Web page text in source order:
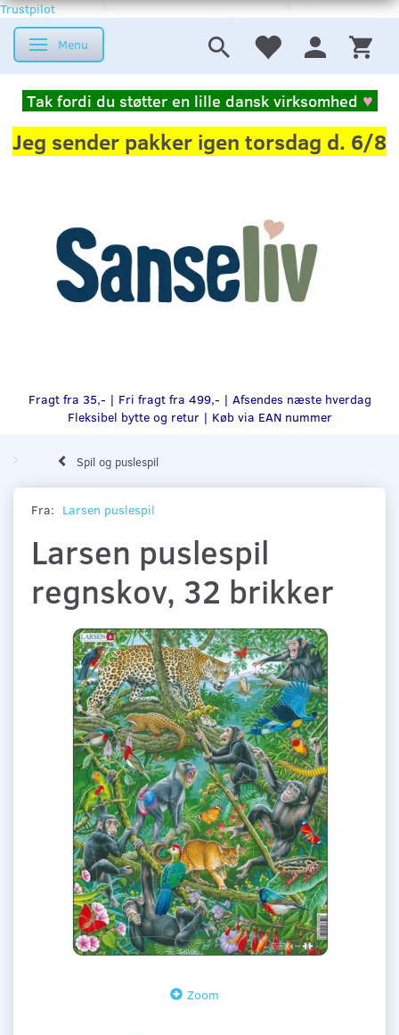
Trustpilot
Skifte navigation
Menu
Tak fordi du støtter en lille dansk virksomhed ♥
Jeg sender pakker igen torsdag d. 6/8
Fragt fra 35,- | Fri fragt fra 499,- | Afsendes næste hverdag
Fleksibel bytte og retur | Køb via EAN nummer
Spil og puslespil
Fra: Larsen puslespil
Larsen puslespil
regnskov, 32 brikker
Zoom